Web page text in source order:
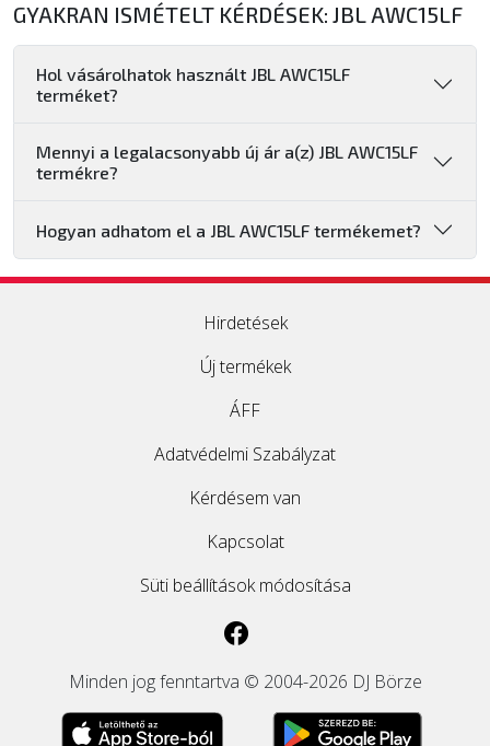
GYAKRAN ISMÉTELT KÉRDÉSEK: JBL AWC15LF
Hol vásárolhatok használt JBL AWC15LF
terméket?
Mennyi a legalacsonyabb új ár a(z) JBL AWC15LF
termékre?
Hogyan adhatom el a JBL AWC15LF termékemet?
Hirdetések
Új termékek
ÁFF
Adatvédelmi Szabályzat
Kérdésem van
Kapcsolat
Süti beállítások módosítása
Minden jog fenntartva © 2004-2026 DJ Börze